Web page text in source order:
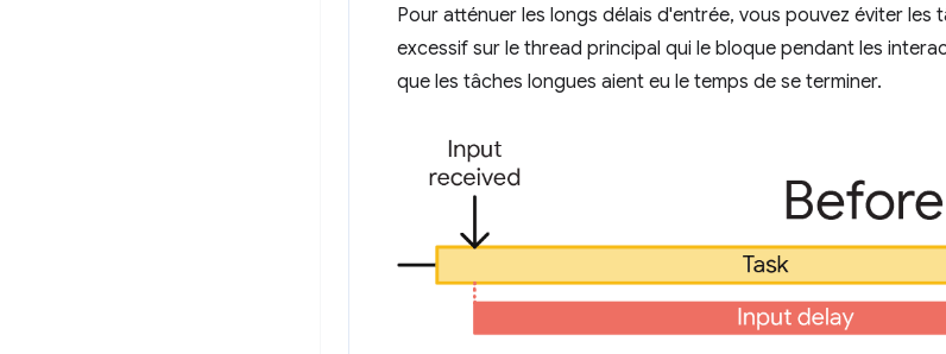
Pour atténuer les longs délais d'entrée, vous pouvez éviter les
excessif sur le thread principal qui le bloque pendant les
que les tâches longues aient eu le temps de se terminer.